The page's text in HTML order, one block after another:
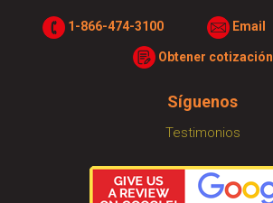
1-866-474-3100 Email
Obtener cotización
Síguenos
Testimonios